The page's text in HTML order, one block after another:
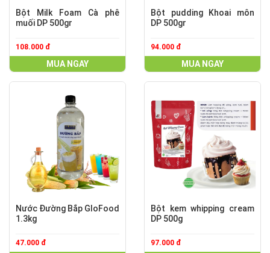
Bột Milk Foam Cà phê
muối DP 500gr
108.000 đ
MUA NGAY
Bột pudding Khoai môn
DP 500gr
94.000 đ
MUA NGAY
Nước Đường Bắp GloFood
1.3kg
47.000 đ
Bột kem whipping cream
DP 500g
97.000 đ